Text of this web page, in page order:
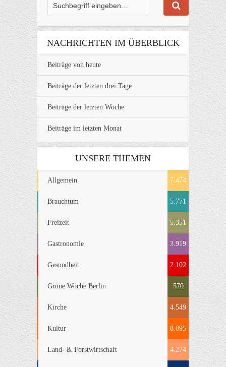
NACHRICHTEN IM ÜBERBLICK
Beiträge von heute
Beiträge der letzten drei Tage
Beiträge der letzten Woche
Beiträge im letzten Monat
UNSERE THEMEN
Allgemein 7.474
Brauchtum 5.771
Freizeit 5.351
Gastronomie 3.919
Gesundheit 2.102
Grüne Woche Berlin 570
Kirche 4.549
Kultur 8.095
Land- & Forstwirtschaft 4.274